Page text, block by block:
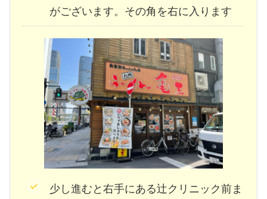
がございます。その角を右に入ります
少し進むと右手にある辻クリニック前ま